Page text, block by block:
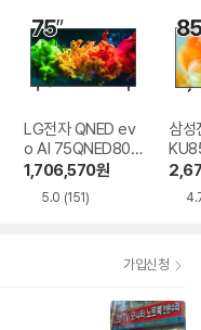
LG전자 QNED ev
o AI 75QNED80B
EA
1,706,570원
5.0 (151)
삼성
R
가입신청